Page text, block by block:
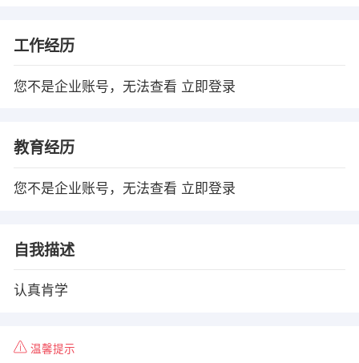
工作经历
您不是企业账号，无法查看 立即登录
教育经历
您不是企业账号，无法查看 立即登录
自我描述
认真肯学
温馨提示